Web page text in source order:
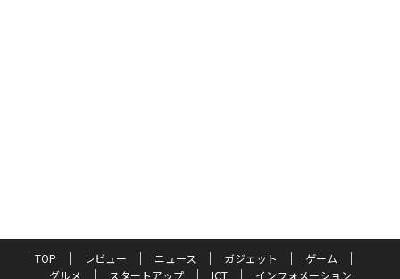
TOP レビュー ニュース ガジェット
ゲーム
グルメ
スタートアップ ICT インフォメーション